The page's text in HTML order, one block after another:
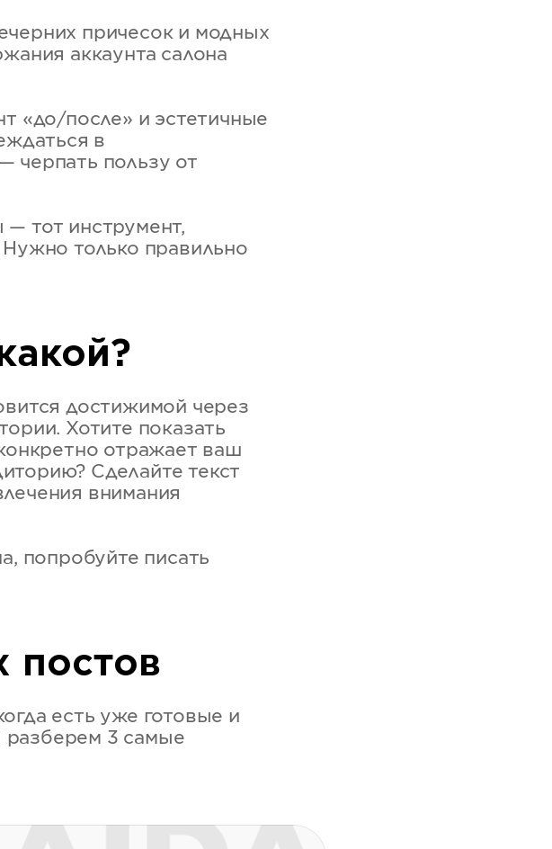
причесок и модных
аккаунта салона
«до/после» и эстетичные
в
черпать пользу от
— тот инструмент,
Нужно только правильно
достижимой через
Хотите показать
отражает ваш
Сделайте текст
внимания
попробуйте писать
есть уже готовые и
разберем 3 самые